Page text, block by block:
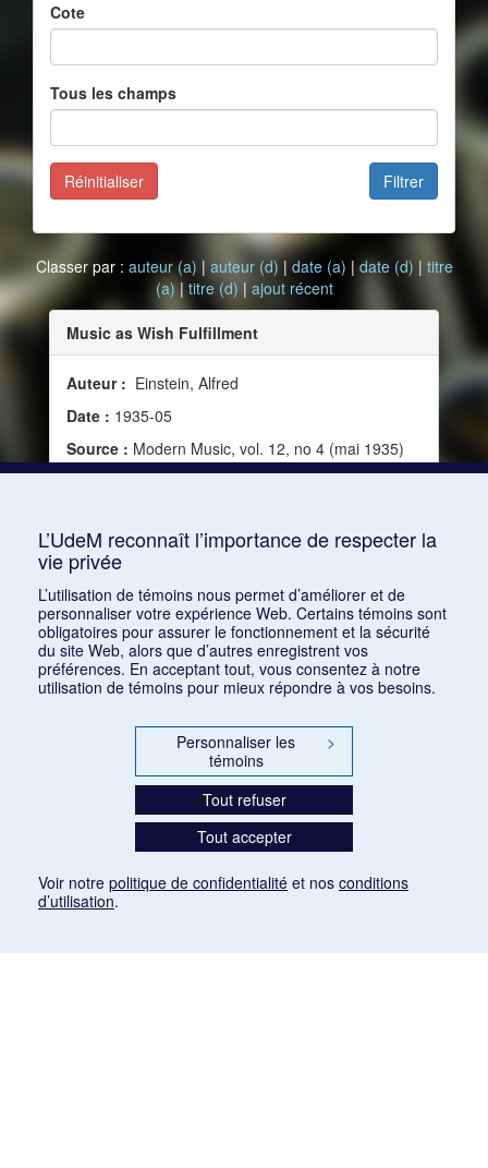
Cote
Tous les champs
Filtrer
Réinitialiser
Classer par : auteur (a) | auteur (d) | date (a) | date (d) | titre
(a)| titre (d) | ajout récent
Music as Wish Fulfillment
Auteur : Einstein, Alfred
Date : 1935-05
Source : Modern Music, vol. 12, no 4 (mai 1935)
L’UdeM reconnaît l’importance de respecter la
vie privée
L’utilisation de témoins nous permet d’améliorer et de
personnaliser votre expérience Web. Certains témoins sont
obligatoires pour assurer le fonctionnement et la sécurité
du site Web, alors que d’autres enregistrent vos
préférences. En acceptant tout, vous consentez à notre
utilisation de témoins pour mieux répondre à vos besoins.
Personnaliser les
témoins
>
Tout refuser
Tout accepter
Voir notre politique de confidentialité et nos conditions
d’utilisation.